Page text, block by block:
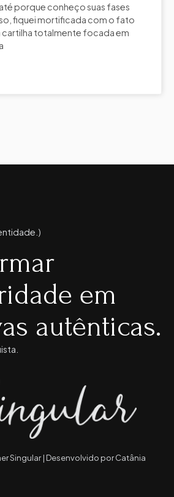
porque conheço suas fases
fiquei mortificada com o fato
cartilha totalmente focada em
em
autênticas.
Singular | Desenvolvido por Catânia